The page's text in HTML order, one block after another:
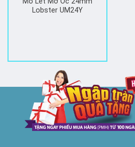
Lobster UM24Y